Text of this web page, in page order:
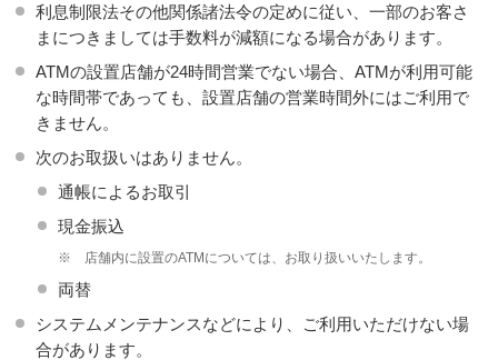
利息制限法その他関係諸法令の定めに従い、一部のお客さ
まにつきましては手数料が減額になる場合があります。
ATMの設置店舗が24時間営業でない場合、ATMが利用可能
な時間帯であっても、設置店舗の営業時間外にはご利用で
きません。
次のお取扱いはありません。
通帳によるお取引
現金振込
※ 店舗内に設置のATMについては、お取り扱いいたします。
両替
システムメンテナンスなどにより、ご利用いただけない場
合があります。